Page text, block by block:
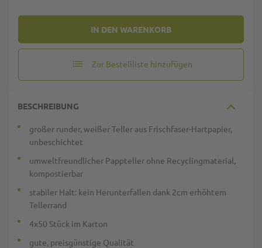
IN DEN WARENKORB
Zur Bestellliste hinzufügen
BESCHREIBUNG
großer runder, weißer Teller aus Frischfaser-Hartpapier,
unbeschichtet
umweltfreundlicher Pappteller ohne Recyclingmaterial,
kompostierbar
stabiler Halt: kein Herunterfallen dank 2cm erhöhtem
Tellerrand
4x50 Stück im Karton
gute, preisgünstige Qualität